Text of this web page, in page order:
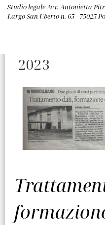
Studio legale Avv. Antonietta
Largo San Uberto n. 65 - 75025
2023